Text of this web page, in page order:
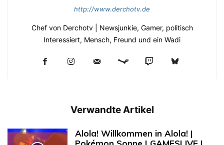
http://www.derchotv.de
Chef von Derchotv | Newsjunkie, Gamer, politisch
Interessiert, Mensch, Freund und ein Wadi
Verwandte Artikel
Alola! Willkommen in Alola! |